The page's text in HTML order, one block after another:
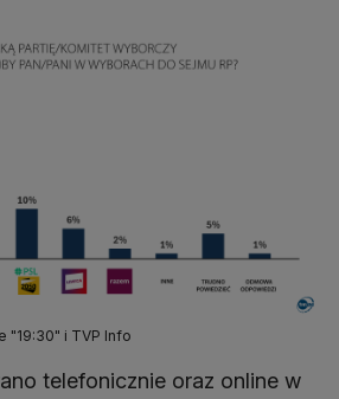
"19:30" i TVP Info
telefonicznie oraz online w